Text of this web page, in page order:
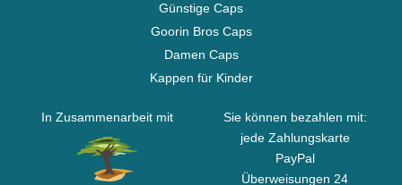
Günstige Caps
Goorin Bros Caps
Damen Caps
Kappen für Kinder
In Zusammenarbeit mit
Sie können bezahlen mit:
jede Zahlungskarte
PayPal
Überweisungen 24